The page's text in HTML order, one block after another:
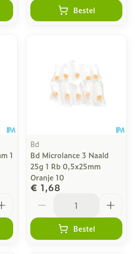
Bestel
1
Bd
Bd Microlance 3 Naald
25g 1 Rb 0,5x25mm
Oranje 10
€ 1,68
Bestel